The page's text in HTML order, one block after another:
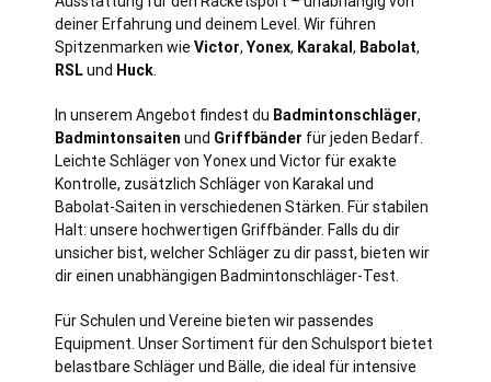
deiner Erfahrung und deinem Level. Wir führen
Spitzenmarken wie Victor, Yonex, Karakal , Babolat,
RSLund Huck
In unserem Angebot findest du Badmintonschläger,
Badmintonsaiten und Griffbänder für jeden Bedarf.
Leichte Schläger von Yonex und Victor für exakte
Kontrolle, zusätzlich Schläger von Karakal und
Babolat-Saiten in verschiedenen Stärken. Für stabilen
Halt: unsere hochwertigen Griffbänder. Falls du dir
unsicher bist, welcher Schläger zu dir passt, bieten wir
dir einen unabhängigen Badmintonschläger-Test.
Für Schulen und Vereine bieten wir passendes
Equipment. Unser Sortiment für den Schulsport bietet
belastbare Schläger und Bälle, die ideal für intensive